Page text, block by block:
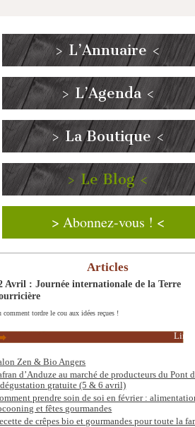
> L’Annuaire <
> L’Agenda <
> La Boutique <
> Le Blog <
> Abonnez-vous ! <
Articles
Avril : Journée internationale de la Terre
comment tordre le cou aux idées reçues !
Lire
Zen & Bio Angers
d’Anduze au marché de producteurs du Pont
gratuite (5 & 6 avril)
prendre soin de soi en février :
et fêtes gourmandes
de crêpes bio et gourmandes pour toute la